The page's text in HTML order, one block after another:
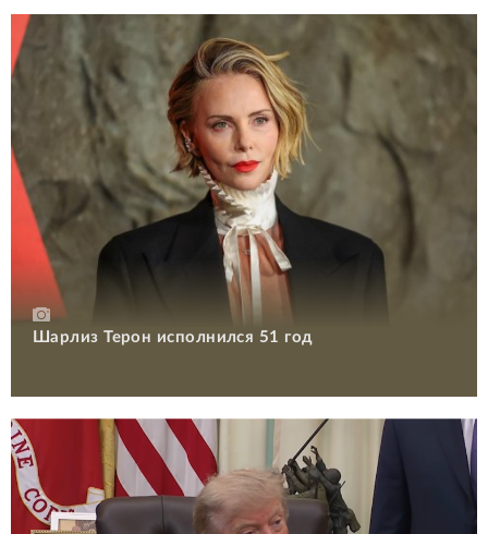
Шарлиз Терон исполнился 51 год